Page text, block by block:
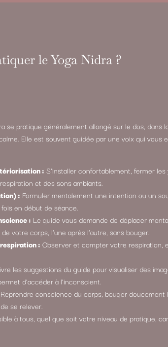
le Yoga Nidra ?
se pratique généralement allongé sur le dos, dans
Elle est souvent guidée par une voix qui vous
: S’installer confortablement, fermer
et des sons ambiants.
: Formuler mentalement une intention ou un
en début de séance.
: Le guide vous demande de déplacer
votre corps, l’une après l’autre, sans bouger.
: Observer et compter votre respiration,
les suggestions du guide pour visualiser des
d’accéder à l’inconscient.
Reprendre conscience du corps, bouger
se relever.
à tous, quel que soit votre niveau de pratique,